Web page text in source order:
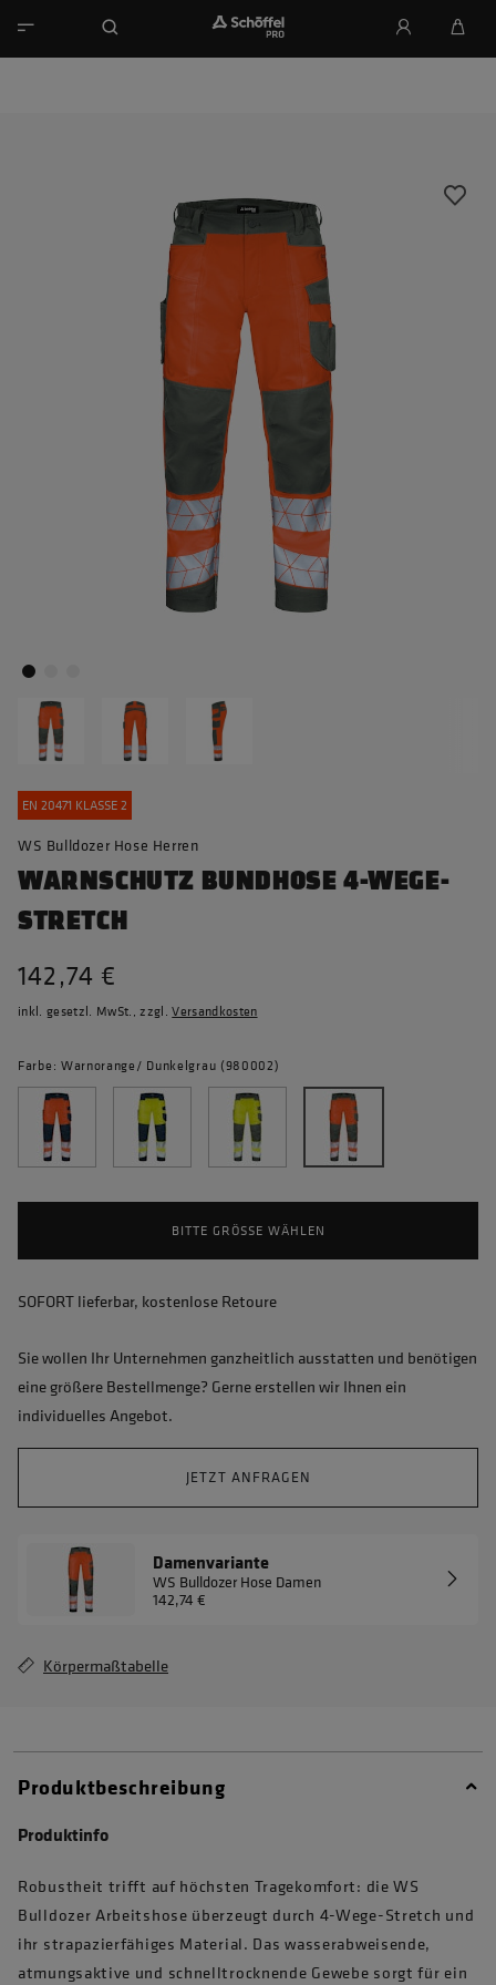
EN 20471 KLASSE 2
WS Bulldozer Hose Herren
WARNSCHUTZ BUNDHOSE 4-WEGE-
STRETCH
142,74 €
inkl. gesetzl. MwSt., zzgl.Versandkosten
Farbe: Warnorange/ Dunkelgrau (980002)
BITTE GRÖSSE WÄHLEN
SOFORT lieferbar, kostenlose Retoure
Sie wollen Ihr Unternehmen ganzheitlich ausstatten und benötigen
eine größere Bestellmenge? Gerne erstellen wir Ihnen ein
individuelles Angebot.
JETZT ANFRAGEN
Damenvariante
WS Bulldozer Hose Damen
142,74 €
Körpermaßtabelle
Produktbeschreibung
Produktinfo
Robustheit trifft auf höchsten Tragekomfort: die WS
Bulldozer Arbeitshose überzeugt durch 4-Wege-Stretch und
ihr strapazierfähiges Material. Das wasserabweisende,
atmungsaktive und schnelltrocknende Gewebe sorgt für ein